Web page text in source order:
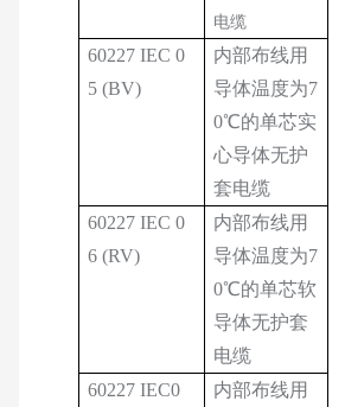
电缆
60227 IEC 0
5 (BV)
内部布线用
导体温度为7
0℃的单芯实
心导体无护
套电缆
60227 IEC 0
6 (RV)
内部布线用
导体温度为7
0℃的单芯软
导体无护套
电缆
60227 IEC0
内部布线用